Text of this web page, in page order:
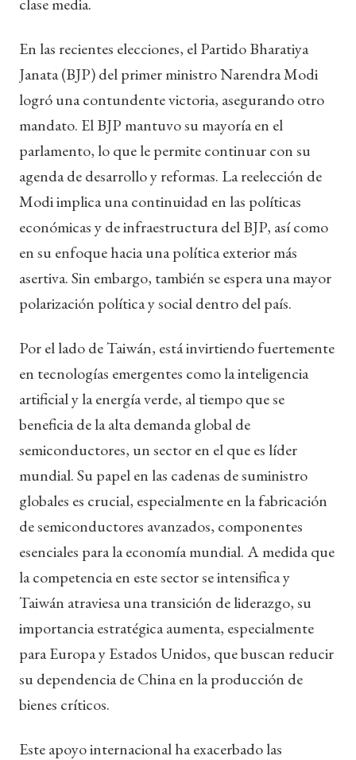
En las recientes elecciones, el Partido Bharatiya
Janata (BJP) del primer ministro Narendra Modi
logró una contundente victoria, asegurando otro
mandato. El BJP mantuvo su mayoría en el
parlamento, lo que le permite continuar con su
agenda de desarrollo y reformas. La reelección de
Modi implica una continuidad en las políticas
económicas y de infraestructura del BJP, así como
en su enfoque hacia una política exterior más
asertiva. Sin embargo, también se espera una mayor
polarización política y social dentro del país.
Por el lado de Taiwán, está invirtiendo fuertemente
en tecnologías emergentes como la inteligencia
artificial y la energía verde, al tiempo que se
beneficia de la alta demanda global de
semiconductores, un sector en el que es líder
mundial. Su papel en las cadenas de suministro
globales es crucial, especialmente en la fabricación
de semiconductores avanzados, componentes
esenciales para la economía mundial. A medida que
la competencia en este sector se intensifica y
Taiwán atraviesa una transición de liderazgo, su
importancia estratégica aumenta, especialmente
para Europa y Estados Unidos, que buscan reducir
su dependencia de China en la producción de
bienes críticos.
Este apoyo internacional ha exacerbado las